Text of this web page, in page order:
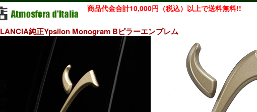
商品代金合計10,000円（税込）以上で送料無料!!
LANCIA純正Ypsilon Monogram Bピラーエンブレム